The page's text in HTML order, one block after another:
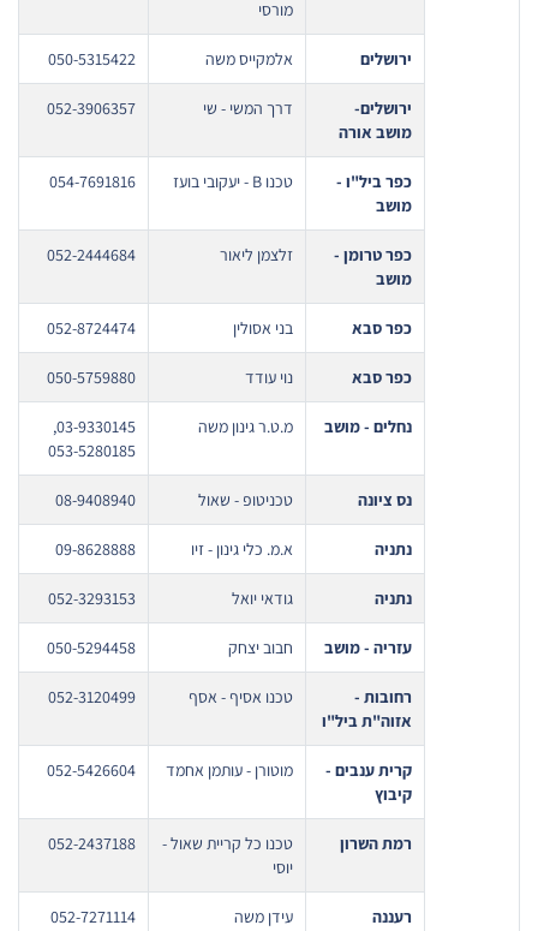
מורסי
ירושלים אלמקייס משה 050-5315422
ירושלים-
מושב אורה
דרך המשי - שי 052-3906357
כפר ביל"ו -
מושב
טכנו B - יעקובי בועז 054-7691816
כפר טרומן -
מושב
זלצמן ליאור 052-2444684
כפר סבא בני אסולין 052-8724474
כפר סבא נוי עודד 050-5759880
נחלים - מושב מ.ט.ר גינון משה 03-9330145
,
053-5280185
נס ציונה טכניטופ - שאול 08-9408940
נתניה א.מ. כלי גינון - זיו 09-8628888
נתניה גודאי יואל 052-3293153
עזריה - מושב חבוב יצחק 050-5294458
רחובות -
אזוה"ת ביל"ו
טכנו אסיף - אסף 052-3120499
קרית ענבים -
קיבוץ
מוטורן - עותמן אחמד 052-5426604
רמת השרון
טכנו כל קריית שאול -
יוסי
052-2437188
רעננה עידן משה 052-7271114